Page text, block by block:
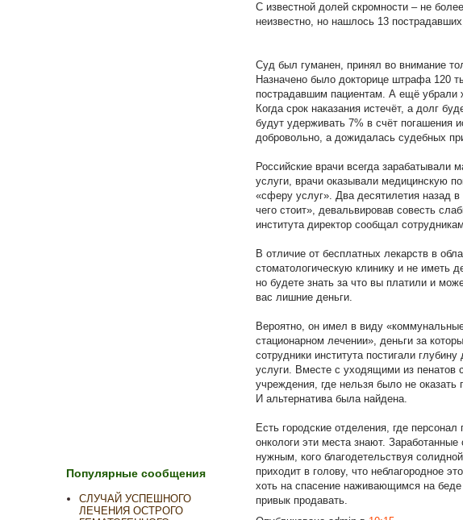
С известной долей скромности – не
неизвестно, но нашлось 13
Суд был гуманен, принял во внимание
Назначено было докторице штрафа 120
пострадавшим пациентам. А ещё убрали
Когда срок наказания истечёт, а долг
будут удерживать 7% в счёт погашения
добровольно, а дожидалась судебных
Российские врачи всегда
услуги, врачи оказывали медицинскую
«сферу услуг». Два десятилетия назад
чего стоит», девальвировав совесть
института директор сообщал
В отличие от бесплатных лекарств в
стоматологическую клинику и не иметь
но будете знать за что вы платили и
вас лишние деньги.
Вероятно, он имел в виду
стационарном лечении», деньги за
сотрудники института постигали
услуги. Вместе с уходящими из пенатов
учреждения, где нельзя было не оказать
И альтернатива была найдена.
Есть городские отделения, где
онкологи эти места знают.
нужным, кого благодетельствуя
приходит в голову, что неблагородное
хоть на спасение наживающимся на беде
привык продавать.
Популярные сообщения
СЛУЧАЙ УСПЕШНОГО
ЛЕЧЕНИЯ ОСТРОГО